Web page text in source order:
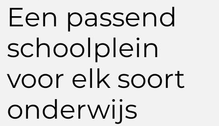
Een passend
schoolplein
voor elk soort
onderwijs